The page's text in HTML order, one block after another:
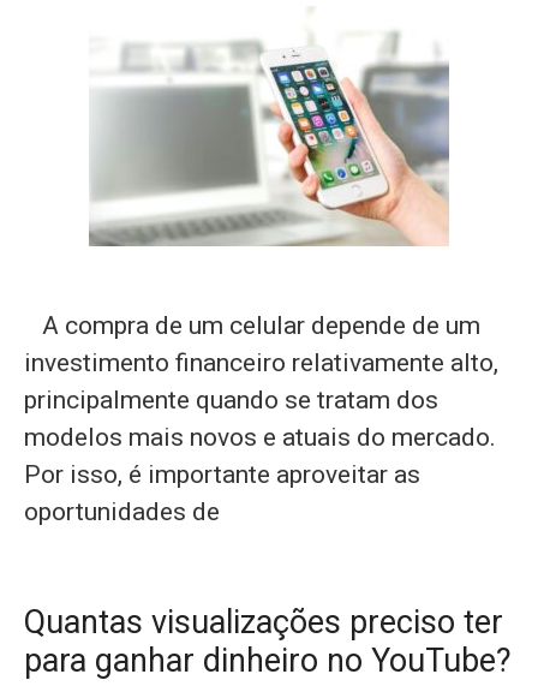
A compra de um celular depende de um
investimento financeiro relativamente alto,
principalmente quando se tratam dos
modelos mais novos e atuais do mercado.
Por isso, é importante aproveitar as
oportunidades de
Quantas visualizações preciso ter
para ganhar dinheiro no YouTube?